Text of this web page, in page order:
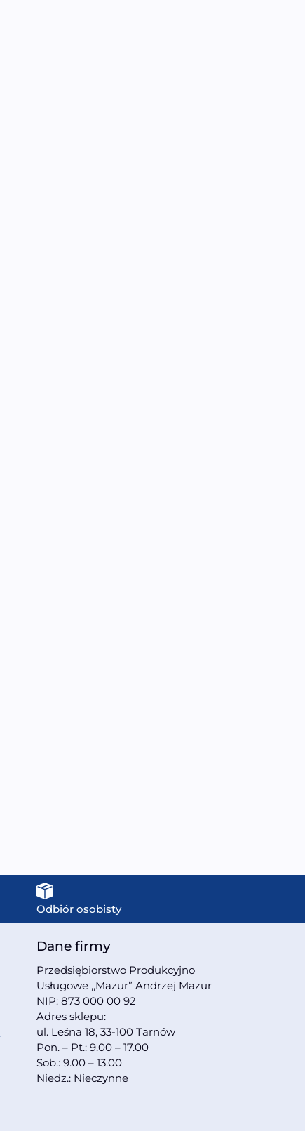
Odbiór osobisty
Dane firmy
Przedsiębiorstwo Produkcyjno
Usługowe ,,Mazur” Andrzej Mazur
NIP: 873 000 00 92
Adres sklepu:
ul. Leśna 18, 33-100 Tarnów
Pon. – Pt.: 9.00 – 17.00
Sob.: 9.00 – 13.00
Niedz.: Nieczynne